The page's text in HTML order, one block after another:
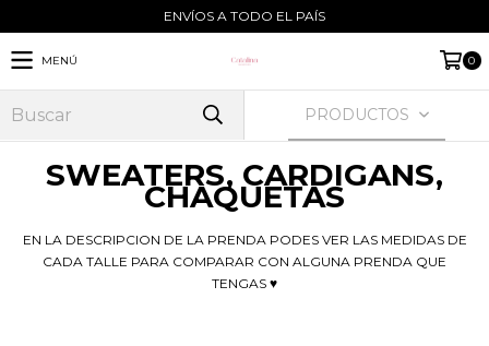
ENVÍOS A TODO EL PAÍS
MENÚ 0
PRODUCTOS
SWEATERS, CARDIGANS,
CHAQUETAS
EN LA DESCRIPCION DE LA PRENDA PODES VER LAS MEDIDAS DE
CADA TALLE PARA COMPARAR CON ALGUNA PRENDA QUE
TENGAS ♥